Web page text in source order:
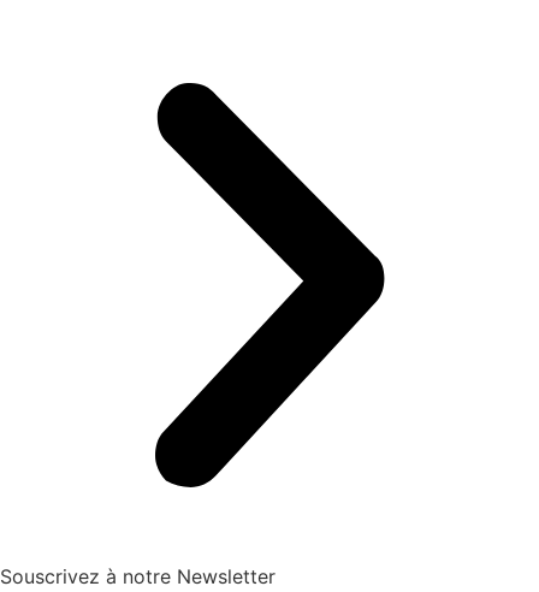
Souscrivez à notre Newsletter